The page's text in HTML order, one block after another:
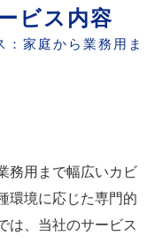
ビス内容
：家庭から業務用ま
務用まで幅広いカビ
環境に応じた専門的
は、当社のサービス